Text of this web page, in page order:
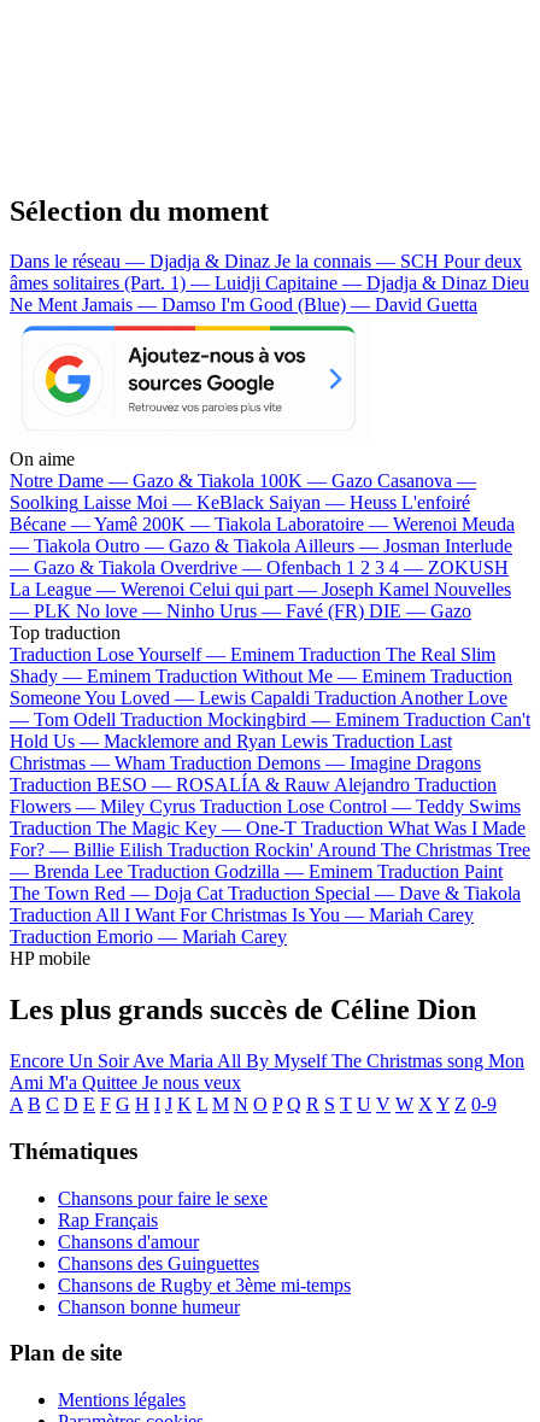
Sélection du moment
Dans le réseau — Djadja & Dinaz Je la connais — SCH Pour deux
âmes solitaires (Part. 1) — Luidji Capitaine — Djadja & Dinaz Dieu
Ne Ment Jamais — Damso I'm Good (Blue) — David Guetta
On aime
Notre Dame — Gazo & Tiakola 100K — Gazo Casanova —
Soolking Laisse Moi — KeBlack Saiyan — Heuss L'enfoiré
Bécane —Yamê 200K — Tiakola Laboratoire — Werenoi Meuda
— Tiakola Outro — Gazo & TiakolaAilleurs — Josman Interlude
— Gazo & Tiakola Overdrive — Ofenbach 1 2 3 4 — ZOKUSH
La League — Werenoi Celui qui part — Joseph Kamel Nouvelles
— PLK No love — Ninho Urus — Favé (FR) DIE — Gazo
Top traduction
Traduction Lose Yourself — Eminem Traduction The Real Slim
Shady — Eminem Traduction Without Me — Eminem Traduction
Someone You Loved — Lewis Capaldi Traduction Another Love
— Tom Odell Traduction Mockingbird — Eminem Traduction Can't
Hold Us — Macklemore and Ryan Lewis Traduction Last
Christmas — Wham Traduction Demons — Imagine Dragons
Traduction BESO — ROSALÍA & Rauw Alejandro Traduction
Flowers — Miley Cyrus Traduction Lose Control — Teddy Swims
Traduction The Magic Key — One-T Traduction What Was I Made
For? — Billie Eilish Traduction Rockin' Around The Christmas Tree
— Brenda Lee Traduction Godzilla — Eminem Traduction Paint
The Town Red — Doja Cat Traduction Special — Dave & Tiakola
Traduction All I Want For Christmas Is You — Mariah Carey
Traduction Emorio — Mariah Carey
HP mobile
Les plus grands succès de Céline Dion
Encore Un SoirAve Maria All By MyselfThe Christmas song Mon
Ami M'a Quittee Je nous veux
A B C D E F G H I J K L M N O P Q R S T U V W X Y Z 0-9
Thématiques
Chansons pour faire le sexe
Rap Français
Chansons d'amour
Chansons des Guinguettes
Chansons de Rugby et 3ème mi-temps
Chanson bonne humeur
Plan de site
Mentions légales